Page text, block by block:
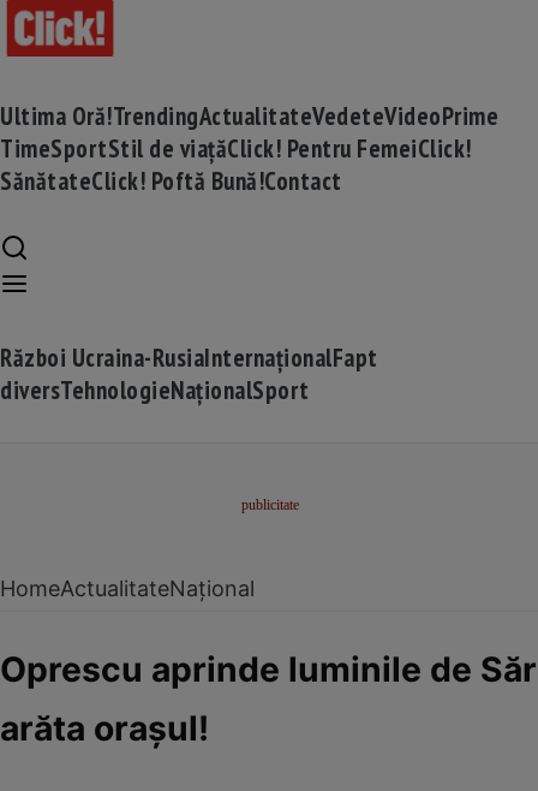
Ultima Oră!TrendingActualitateVedeteVideoPrime
TimeSportStil de viațăClick! Pentru FemeiClick!
SănătateClick! Poftă Bună!Contact
Război Ucraina-RusiaInternaționalFapt
diversTehnologieNaționalSport
HomeActualitateNațional
Oprescu aprinde luminile de
arăta oraşul!